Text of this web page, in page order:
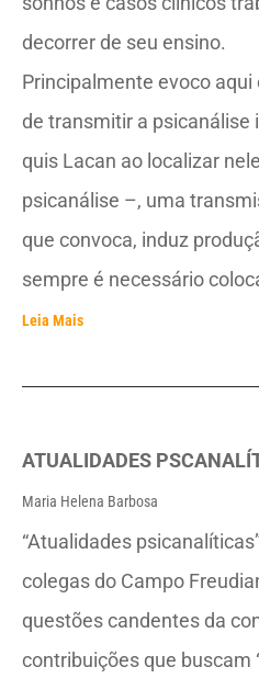
decorrer de seu ensino.
Principalmente evoco
de transmitir a
quis Lacan ao localizar
psicanálise –, uma
que convoca, induz
sempre é necessário
Leia Mais
ATUALIDADES
Maria Helena Barbosa
“Atualidades
colegas do Campo
questões candentes da
contribuições que buscam